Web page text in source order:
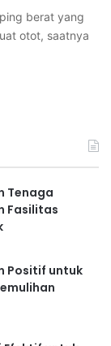
berat yang
otot, saatnya
Tenaga
Fasilitas
Positif untuk